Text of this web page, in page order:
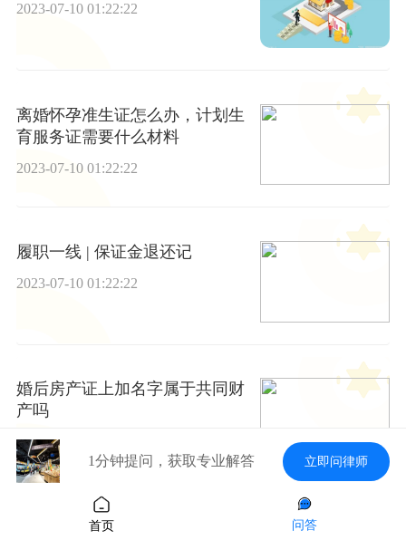
2023-07-10 01:22:22
离婚怀孕准生证怎么办，计划生
育服务证需要什么材料
2023-07-10 01:22:22
履职一线 | 保证金退还记
2023-07-10 01:22:22
婚后房产证上加名字属于共同财
产吗
2023-07-10 01:22:22
妻子欠赌债不离婚怎么办？
1分钟提问，获取专业解答 立即问律师
首页 问答